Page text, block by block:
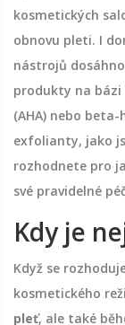
kosmetických
obnovu pleti. I
nástrojů
produkty na
(AHA) nebo
exfolianty, jako
rozhodnete pro
své pravidelné
Kdy je
Když se
kosmetického
pleť, ale také